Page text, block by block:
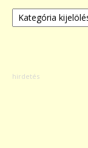
Kategóriák